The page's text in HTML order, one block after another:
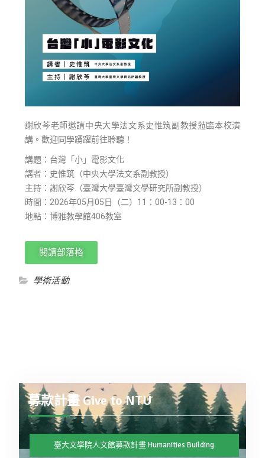
謝欣芩老師邀請中央大學法文系史惟筑副教授蒞臨本校演
講。歡迎同學踴躍前往聆聽！
講題：台灣「小」電影文化
講者：史惟筑（中央大學法文系副教授）
主持：謝欣芩（臺灣大學臺灣文學研究所副教授）
時間：2026年05月05日（二）11：00-13：00
地點：博雅教學館406教室
閱讀部落格
學術活動
募款計畫 Give to NTU
臺大文學院人文館募款計畫 Humanities Building